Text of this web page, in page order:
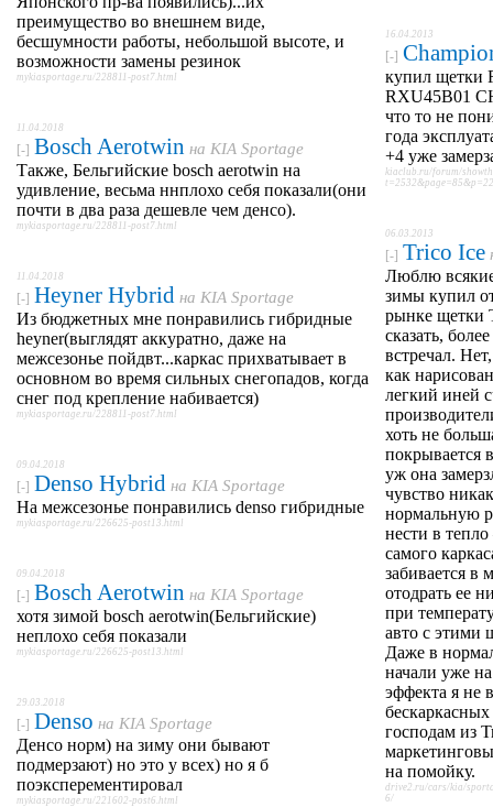
преимущество во внешнем виде,
бесшумности работы, небольшой высоте, и
возможности замены резинок
mykiasportage.ru/228811-post7.html
11.04.2018
[-] Bosch Aerotwin на KIA Sportage
Также, Бельгийские bosch aerotwin на
удивление, весьма ннплохо себя показали(они
почти в два раза дешевле чем денсо).
mykiasportage.ru/228811-post7.html
11.04.2018
[-] Heyner Hybrid на KIA Sportage
Из бюджетных мне понравились гибридные
heyner(выглядят аккуратно, даже на
межсезонье пойдвт...каркас прихватывает в
основном во время сильных снегопадов, когда
снег под крепление набивается)
mykiasportage.ru/228811-post7.html
09.04.2018
[-] Denso Hybrid на KIA Sportage
На межсезонье понравились denso гибридные
mykiasportage.ru/226625-post13.html
09.04.2018
[-] Bosch Aerotwin на KIA Sportage
хотя зимой bosch aerotwin(Бельгийские)
неплохо себя показали
mykiasportage.ru/226625-post13.html
29.03.2018
[-] Denso на KIA Sportage
Денсо норм) на зиму они бывают
подмерзают) но это у всех) но я б
поэксперементировал
mykiasportage.ru/221602-post6.html
16.04.2013
[-]
купил щетки
RXU45B01
что то не
года
+4 уже
kiaclub.ru/forum/
06.03.2013
[-] Trico Ice
Люблю
зимы купил
рынке щетки
сказать,
встречал.
как
легкий иней
хоть не
покрывается
уж она
чувство
нормальную
нести в
самого
забивается в
отодрать ее
при
авто с этими
Даже в
начали уже
эффекта я не
господам из
на помойку.
drive2.ru/cars/kia/
6/